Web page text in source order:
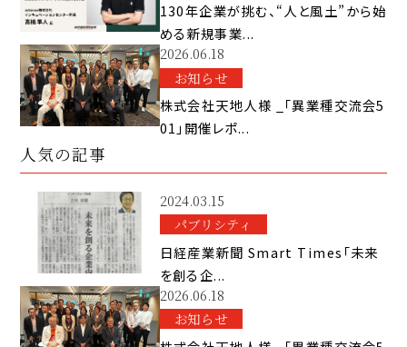
130年企業が挑む、“人と風土”から始
める新規事業...
2026.06.18
お知らせ
株式会社天地人様 _「異業種交流会5
01」開催レポ...
人気の記事
2024.03.15
パブリシティ
日経産業新聞 Smart Times「未来
を創る企...
2026.06.18
お知らせ